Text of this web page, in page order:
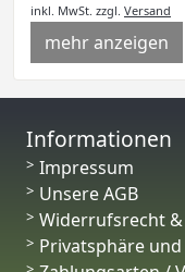
inkl. MwSt. zzgl. Versand
mehr anzeigen
Informationen
Impressum
Unsere AGB
Widerrufsrecht
Privatsphäre